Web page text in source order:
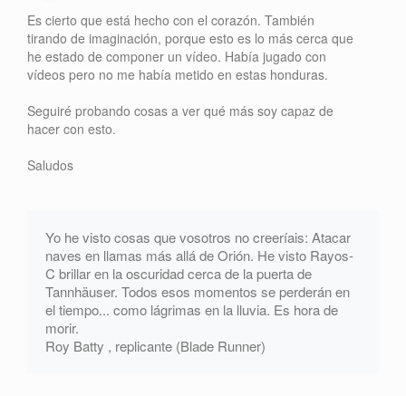
Es cierto que está hecho con el corazón. También
tirando de imaginación, porque esto es lo más cerca que
he estado de componer un vídeo. Había jugado con
vídeos pero no me había metido en estas honduras.
Seguiré probando cosas a ver qué más soy capaz de
hacer con esto.
Saludos
Yo he visto cosas que vosotros no creeríais: Atacar
naves en llamas más allá de Orión. He visto Rayos-
C brillar en la oscuridad cerca de la puerta de
Tannhäuser. Todos esos momentos se perderán en
el tiempo... como lágrimas en la lluvia. Es hora de
morir.
Roy Batty , replicante (Blade Runner)